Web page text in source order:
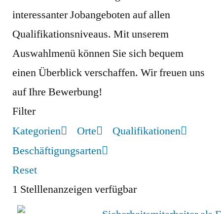
interessanter Jobangeboten auf allen
Qualifikationsniveaus. Mit unserem
Auswahlmenü können Sie sich bequem
einen Überblick verschaffen. Wir freuen uns
auf Ihre Bewerbung!
Filter
Kategorien
Orte
Qualifikationen
Beschäftigungsarten
Reset
1 Stelllenanzeigen verfügbar